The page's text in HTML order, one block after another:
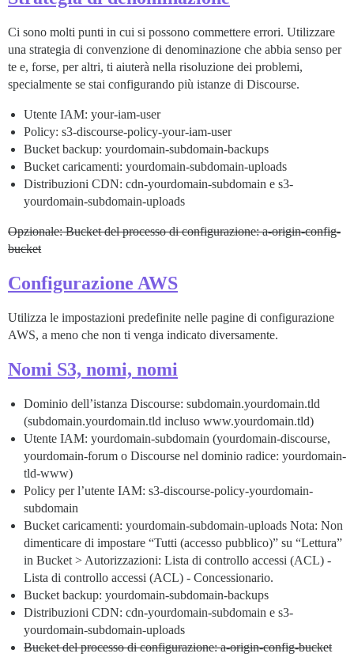
Ci sono molti punti in cui si possono commettere errori. Utilizzare
una strategia di convenzione di denominazione che abbia senso per
te e, forse, per altri, ti aiuterà nella risoluzione dei problemi,
specialmente se stai configurando più istanze di Discourse.
Utente IAM: your-iam-user
Policy: s3-discourse-policy-your-iam-user
Bucket backup: yourdomain-subdomain-backups
Bucket caricamenti: yourdomain-subdomain-uploads
Distribuzioni CDN: cdn-yourdomain-subdomain e s3-
yourdomain-subdomain-uploads
Opzionale: Bucket del processo di configurazione: a-origin-config-
bucket
Configurazione AWS
Utilizza le impostazioni predefinite nelle pagine di configurazione
AWS, a meno che non ti venga indicato diversamente.
Nomi S3, nomi, nomi
Dominio dell’istanza Discourse: subdomain.yourdomain.tld
(subdomain.yourdomain.tld incluso www.yourdomain.tld)
Utente IAM: yourdomain-subdomain (yourdomain-discourse,
yourdomain-forum o Discourse nel dominio radice: yourdomain-
tld-www)
Policy per l’utente IAM: s3-discourse-policy-yourdomain-
subdomain
Bucket caricamenti: yourdomain-subdomain-uploads Nota: Non
dimenticare di impostare “Tutti (accesso pubblico)” su “Lettura”
in Bucket > Autorizzazioni: Lista di controllo accessi (ACL) -
Lista di controllo accessi (ACL) - Concessionario.
Bucket backup: yourdomain-subdomain-backups
Distribuzioni CDN: cdn-yourdomain-subdomain e s3-
yourdomain-subdomain-uploads
Bucket del processo di configurazione: a-origin-config-bucket